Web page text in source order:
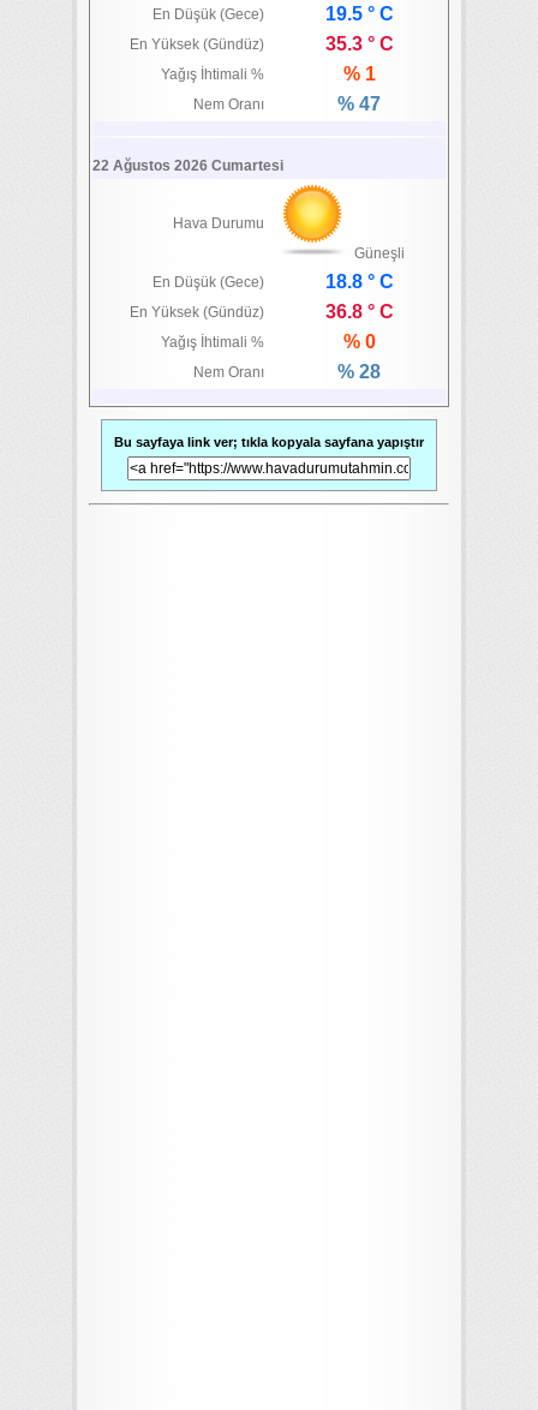
En Düşük (Gece)
19.5 ° C
En Yüksek (Gündüz) 35.3 ° C
Yağış İhtimali % % 1
Nem Oranı % 47
22 Ağustos 2026 Cumartesi
Hava Durumu
Güneşli
En Düşük (Gece)
18.8 ° C
En Yüksek (Gündüz) 36.8 ° C
Yağış İhtimali % % 0
Nem Oranı % 28
Bu sayfaya link ver; tıkla kopyala sayfana yapıştır